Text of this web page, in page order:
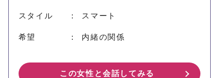
スタイル
希望
： スマート
： 内緒の関係
この女性と会話してみる